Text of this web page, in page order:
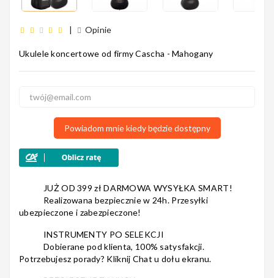
Instrumenty
Nagłośnienie
Akcesoria
Kursy/Szkolenia
| Opinie
5 2
4 0
2
Ukulele koncertowe od firmy Cascha - Mahogany
Powiadom mnie kiedy będzie dostępny
JUŻ OD 399 zł DARMOWA WYSYŁKA SMART!
Realizowana bezpiecznie w 24h. Przesyłki
ubezpieczone i zabezpieczone!
INSTRUMENTY PO SELEKCJI
Dobierane pod klienta, 100% satysfakcji.
Potrzebujesz porady? Kliknij Chat u dołu ekranu.